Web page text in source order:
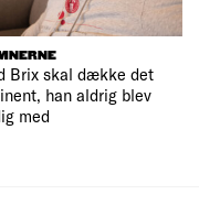
Brix skal dække det
han aldrig blev
med